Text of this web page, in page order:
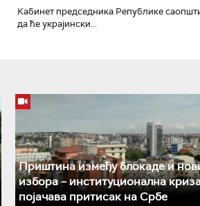
Кабинет председника Републике
да ће украјински...
Приштина између блокаде и
избора – институционална
појачава притисак на Србе